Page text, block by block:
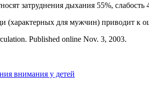
затруднения дыхания 55%, слабость
(характерных для мужчин) приводит
Published online Nov. 3, 2003.
внимания у детей